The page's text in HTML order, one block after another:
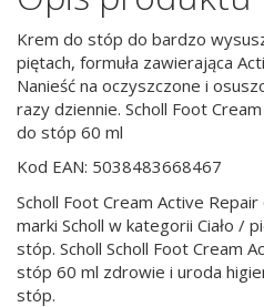
Krem do stóp do bardzo
piętach, formuła zawierająca
Nanieść na oczyszczone i
razy dziennie. Scholl Foot
do stóp 60 ml
Kod EAN: 5038483668467
Scholl Foot Cream Active
marki Scholl w kategorii Ciało /
stóp. Scholl Scholl Foot Cream
stóp 60 ml zdrowie i uroda
stóp.